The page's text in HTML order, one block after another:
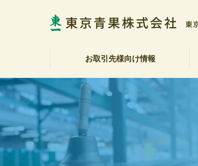
お取引先様向け情報
相場表・入荷数量報告書
野菜・果実展望
トピックス・お知らせ
商品紹介
注文受注室
販促カレンダー
産地カレンダー
公表資料（受託契約約款等）